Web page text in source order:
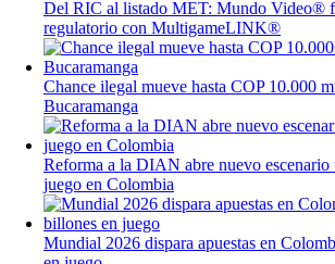
Del RIC al listado MET: Mundo Video®
regulatorio con MultigameLINK®
Chance ilegal mueve hasta COP 10.000
Bucaramanga
Reforma a la DIAN abre nuevo escenario
juego en Colombia
Mundial 2026 dispara apuestas en